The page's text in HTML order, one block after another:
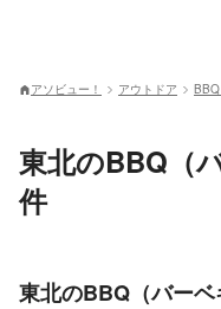
アソビュー！ アウトドア BBQ
東北のBBQ（
件
東北のBBQ（バー